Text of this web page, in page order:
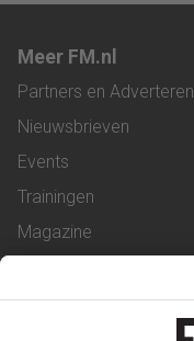
Meer FM.nl
Partners en Adverteren
Nieuwsbrieven
Events
Trainingen
Magazine
Service & Contact